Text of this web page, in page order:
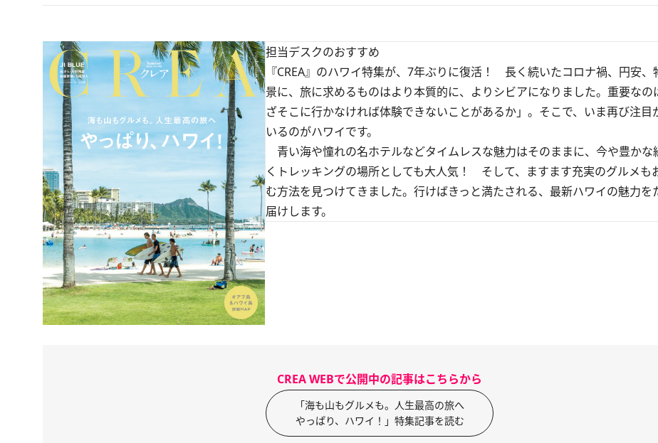
担当デスクのおすすめ
『CREA』のハワイ特集が、7年ぶりに復活！ 長く続いたコロナ禍、円安、
景に、旅に求めるものはより本質的に、よりシビアになりました。重要なの
ざそこに行かなければ体験できないことがあるか」。そこで、いま再び注目
いるのがハワイです。
青い海や憧れの名ホテルなどタイムレスな魅力はそのままに、今や豊かな
くトレッキングの場所としても大人気！ そして、ますます充実のグルメも
む方法を見つけてきました。行けばきっと満たされる、最新ハワイの魅力を
届けします。
CREA WEBで公開中の記事はこちらから
「海も山もグルメも。人生最高の旅へ
やっぱり、ハワイ！」特集記事を読む